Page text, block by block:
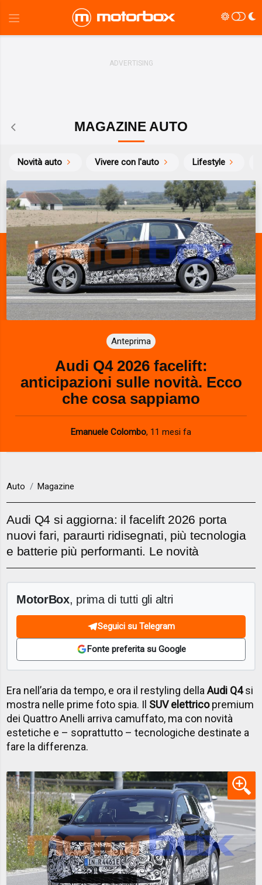
MAGAZINE AUTO
Novità auto Vivere con l'auto Lifestyle
Anteprima
Audi Q4 2026 facelift:
anticipazioni sulle novità. Ecco
che cosa sappiamo
Emanuele Colombo, 11 mesi fa
Auto Magazine
Audi Q4 si aggiorna: il facelift 2026 porta
nuovi fari, paraurti ridisegnati, più tecnologia
e batterie più performanti. Le novità
MotorBox, prima di tutti gli altri
Seguici su Telegram
Fonte preferita su Google
Era nell’aria da tempo, e ora il restyling dellaAudi Q4si
mostra nelle prime foto spia. Il SUV elettricopremium
dei Quattro Anelli arriva camuffato, ma con novità
estetiche e – soprattutto – tecnologiche destinate a
fare la differenza.